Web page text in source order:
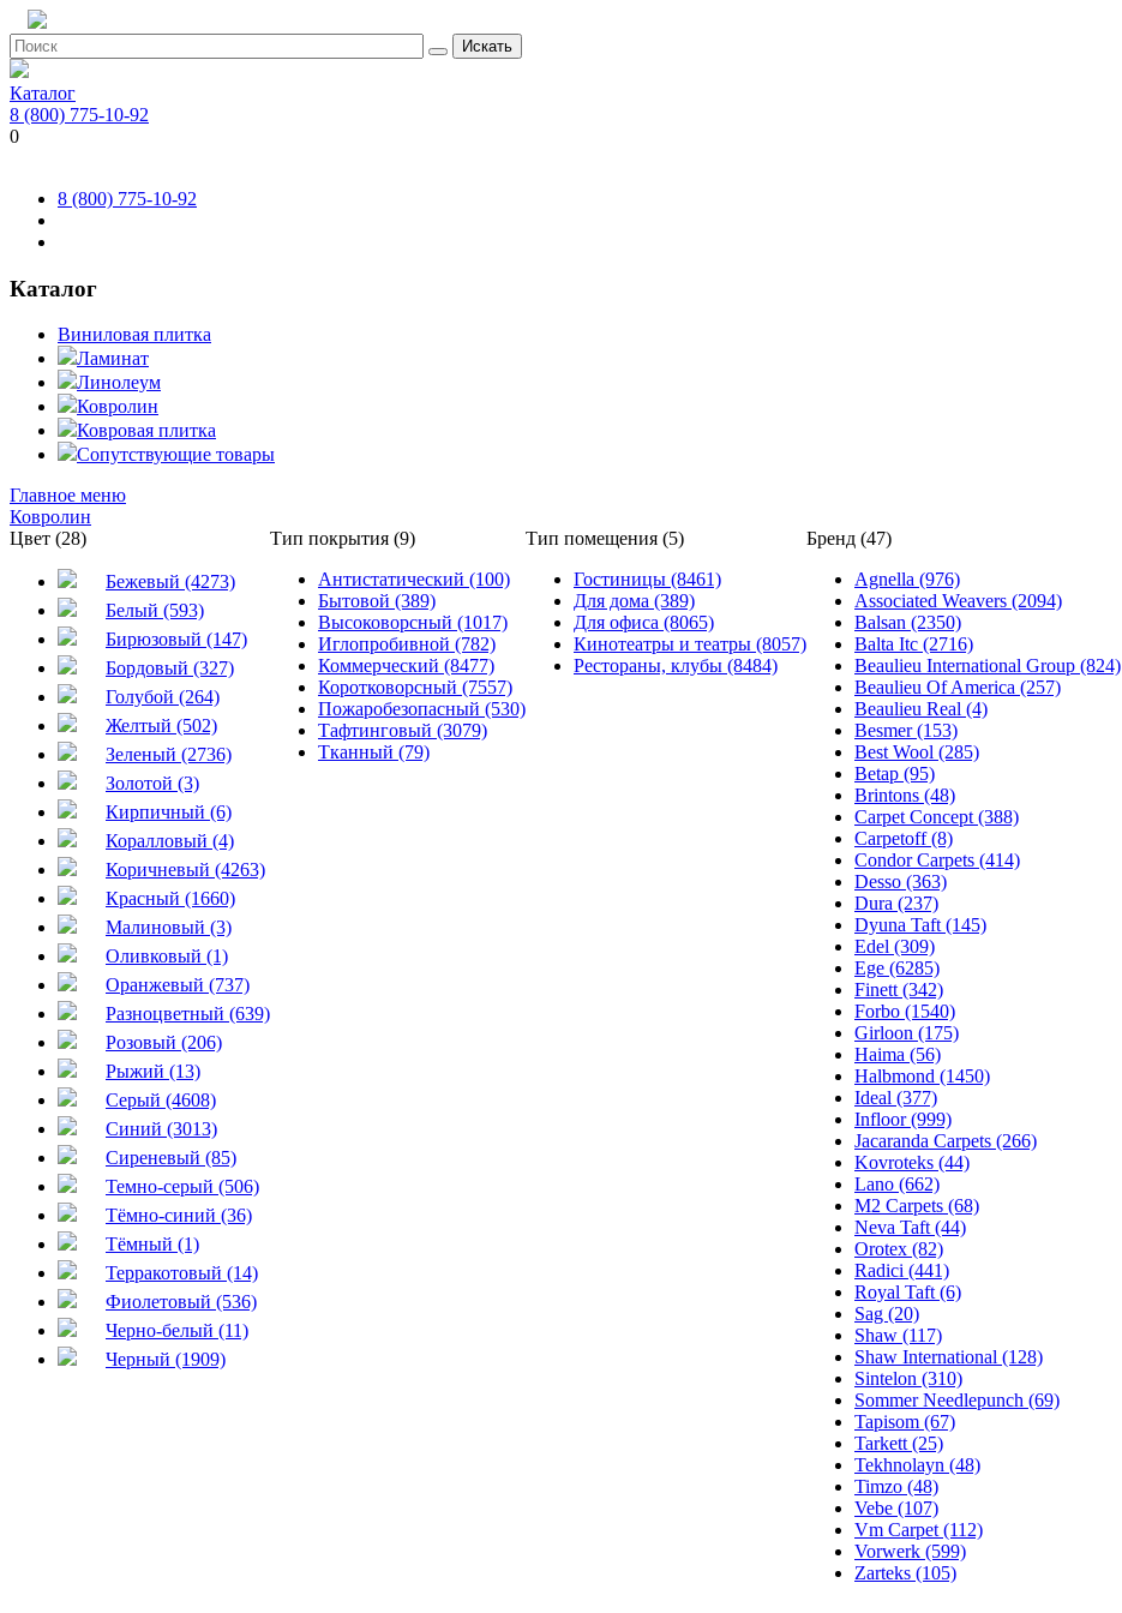
Искать
Каталог
8 (800) 775-10-92
0
8 (800) 775-10-92
Каталог
Виниловая плитка
Ламинат
Линолеум
Ковролин
Ковровая плитка
Сопутствующие товары
Главное меню
Ковролин
Цвет (28)
Бежевый (4273)
Белый (593)
Бирюзовый (147)
Бордовый (327)
Голубой (264)
Желтый (502)
Зеленый (2736)
Золотой (3)
Кирпичный (6)
Коралловый (4)
Коричневый (4263)
Красный (1660)
Малиновый (3)
Оливковый (1)
Оранжевый (737)
Разноцветный (639)
Розовый (206)
Рыжий (13)
Серый (4608)
Синий (3013)
Сиреневый (85)
Темно-серый (506)
Тёмно-синий (36)
Тёмный (1)
Терракотовый (14)
Фиолетовый (536)
Черно-белый (11)
Черный (1909)
Тип покрытия (9)
Антистатический (100)
Бытовой (389)
Высоковорсный (1017)
Иглопробивной (782)
Коммерческий (8477)
Коротковорсный (7557)
Пожаробезопасный (530)
Тафтинговый (3079)
Тканный (79)
Тип помещения (5)
Гостиницы (8461)
Для дома (389)
Для офиса (8065)
Кинотеатры и театры (8057)
Рестораны, клубы (8484)
Бренд (47)
Agnella (976)
Associated Weavers (2094)
Balsan (2350)
Balta Itc (2716)
Beaulieu International Group (824)
Beaulieu Of America (257)
Beaulieu Real (4)
Besmer (153)
Best Wool (285)
Betap (95)
Brintons (48)
Carpet Concept (388)
Carpetoff (8)
Condor Carpets (414)
Desso (363)
Dura (237)
Dyuna Taft (145)
Edel (309)
Ege (6285)
Finett (342)
Forbo (1540)
Girloon (175)
Haima (56)
Halbmond (1450)
Ideal (377)
Infloor (999)
Jacaranda Carpets (266)
Kovroteks (44)
Lano (662)
M2 Carpets (68)
Neva Taft (44)
Orotex (82)
Radici (441)
Royal Taft (6)
Sag (20)
Shaw (117)
Shaw International (128)
Sintelon (310)
Sommer Needlepunch (69)
Tapisom (67)
Tarkett (25)
Tekhnolayn (48)
Timzo (48)
Vebe (107)
Vm Carpet (112)
Vorwerk (599)
Zarteks (105)